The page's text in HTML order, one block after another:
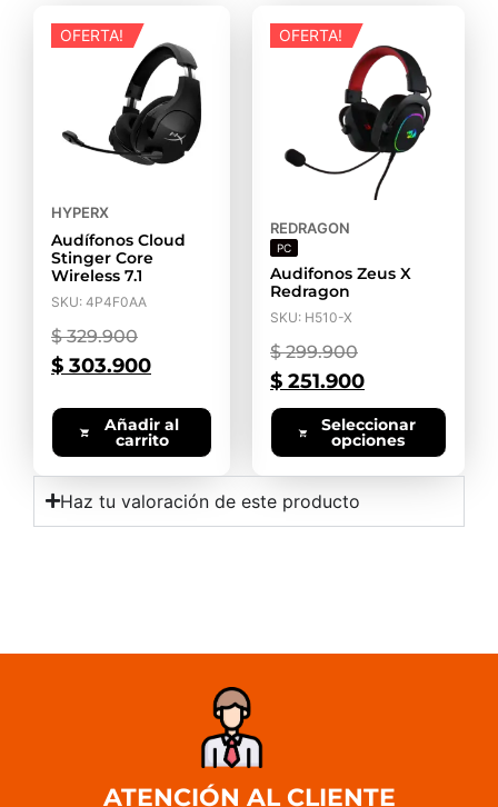
OFERTA!
HYPERX
Audífonos Cloud
Stinger Core
Wireless 7.1
SKU: 4P4F0AA
$329.900
$ 303.900
Añadir al
carrito
OFERTA!
REDRAGON
PC
Audifonos Zeus X
Redragon
SKU: H510-X
$299.900
$ 251.900
Seleccionar
opciones
Haz tu valoración de este producto
ATENCIÓN AL CLIENTE